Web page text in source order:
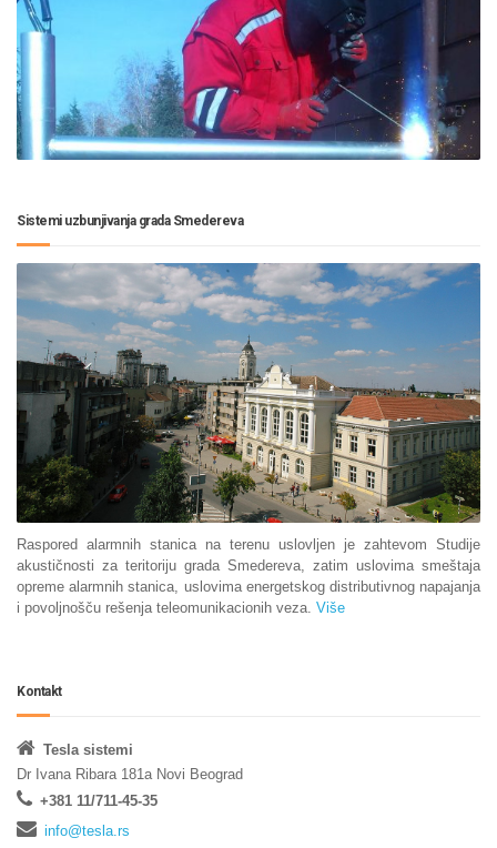
Sistemi uzbunjivanja grada Smedereva
Raspored alarmnih stanica na terenu uslovljen je zahtevom Studije
akustičnosti za teritoriju grada Smedereva, zatim uslovima smeštaja
opreme alarmnih stanica, uslovima energetskog distributivnog napajanja
i povoljnošču rešenja teleomunikacionih veza. Više
Kontakt
Tesla sistemi
Dr Ivana Ribara 181a Novi Beograd
+381 11/711-45-35
info@tesla.rs